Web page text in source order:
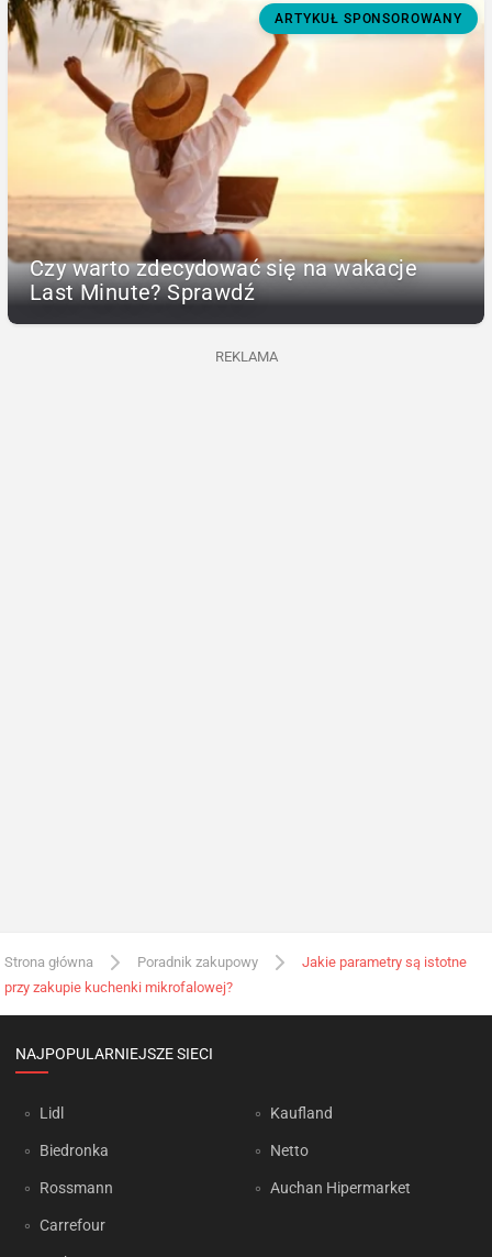
ARTYKUŁ SPONSOROWANY
Czy warto zdecydować się na wakacje
Last Minute? Sprawdź
REKLAMA
Strona główna Poradnik zakupowy
Jakie parametry są istotne
przy zakupie kuchenki mikrofalowej?
NAJPOPULARNIEJSZE SIECI
Lidl
Biedronka
Rossmann
Carrefour
Kaufland
Netto
Auchan Hipermarket